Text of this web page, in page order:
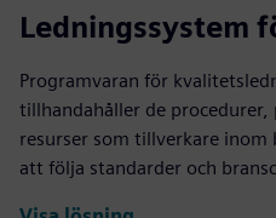
Ledningssystem
Programvaran för
tillhandahåller de procedurer,
resurser som tillverkare
att följa standarder och